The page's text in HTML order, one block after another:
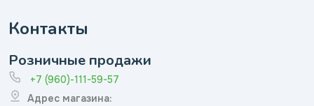
Контакты
Розничные продажи
+7 (960)-111-59-57
Адрес магазина: